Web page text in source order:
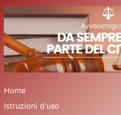
Home
Istruzioni d'uso